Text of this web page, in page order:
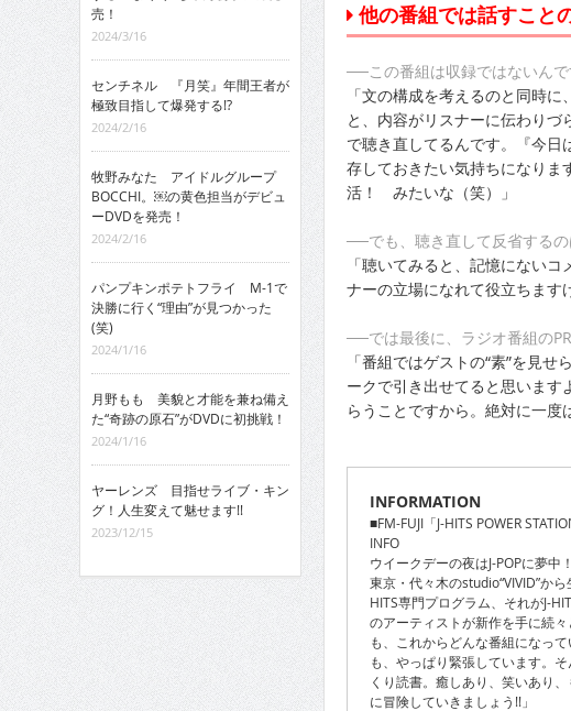
他の番組では話すこと
──この番組は収録ではないん
「文の構成を考えるのと同時
と、内容がリスナーに伝わり
で聴き直してるんです。『今
存しておきたい気持ちになりま
活！ みたいな（笑）」
──でも、聴き直して反省するの
「聴いてみると、記憶にない
ナーの立場になれて役立ちます
──では最後に、ラジオ番組の
「番組ではゲストの“素”を見
ークで引き出せてると思います
らうことですから。絶対に一度
INFORMATION
■FM-FUJI「J-HITS POWER
INFO
ウイークデーの夜はJ-POPに夢中
東京・代々木のstudio“VIVID”か
HITS専門プログラム、それがJ-
のアーティストが新作を手に続
も、これからどんな番組になっ
も、やっぱり緊張しています。
くり読書。癒しあり、笑いあり
に冒険していきましょう!!」
売！
2024/3/16
センチネル 『月笑』年間王者が
極致目指して爆発する!?
2024/2/16
牧野みなた アイドルグループ
BOCCHI。￼の黄色担当がデビュ
ーDVDを発売！
2024/2/16
パンプキンポテトフライ M-1で
決勝に行く“理由”が見つかった
(笑)
2024/1/16
月野もも 美貌と才能を兼ね備え
た“奇跡の原石”がDVDに初挑戦！
2024/1/16
ヤーレンズ 目指せライブ・キン
グ！人生変えて魅せます!!
2023/12/15